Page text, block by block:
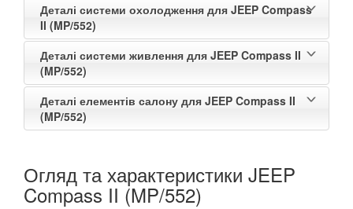
Деталі системи охолодження для JEEP Compass
II (MP/552)
Деталі системи живлення для JEEP Compass II
(MP/552)
Деталі елементів салону для JEEP Compass II
(MP/552)
Огляд та характеристики JEEP
Compass II (MP/552)